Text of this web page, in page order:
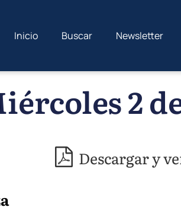
Inicio Buscar Newsletter
2
Descargar y